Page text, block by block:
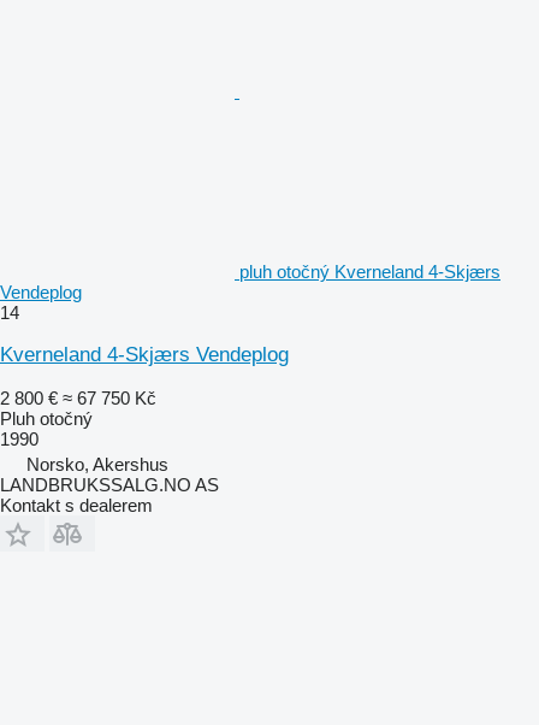
pluh otočný Kverneland 4-Skjærs
Vendeplog
14
Kverneland 4-Skjærs Vendeplog
2 800 € ≈ 67 750 Kč
Pluh otočný
1990
Norsko, Akershus
LANDBRUKSSALG.NO AS
Kontakt s dealerem